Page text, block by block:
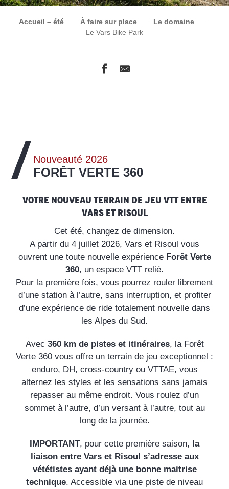
Accueil – été À faire sur place
Le domaine
Le Vars Bike Park
Nouveauté 2026
FORÊT VERTE 360
Votre nouveau terrain de jeu VTT entre
Vars et Risoul
Cet été, changez de dimension.
A partir du 4 juillet 2026, Vars et Risoul vous
ouvrent une toute nouvelle expérience Forêt Verte
360, un espace VTT relié.
Pour la première fois, vous pourrez rouler librement
d’une station à l’autre, sans interruption, et profiter
d’une expérience de ride totalement nouvelle dans
les Alpes du Sud.
Avec 360 km de pistes et itinéraires, la Forêt
Verte 360 vous offre un terrain de jeu exceptionnel :
enduro, DH, cross-country ou VTTAE, vous
alternez les styles et les sensations sans jamais
repasser au même endroit. Vous roulez d’un
sommet à l’autre, d’un versant à l’autre, tout au
long de la journée.
IMPORTANT, pour cette première saison, la
liaison entre Vars et Risoul s’adresse aux
vététistes ayant déjà une bonne maitrise
technique. Accessible via une piste de niveau